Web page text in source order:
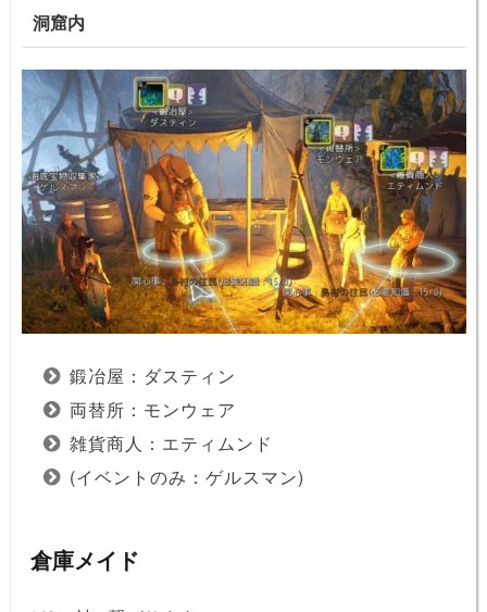
洞窟内
鍛冶屋：ダスティン
両替所：モンウェア
雑貨商人：エティムンド
(イベントのみ：ゲルスマン)
倉庫メイド